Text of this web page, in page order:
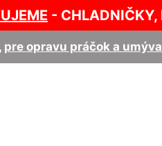
- CHLADNIČKY,
, pre opravu práčok a